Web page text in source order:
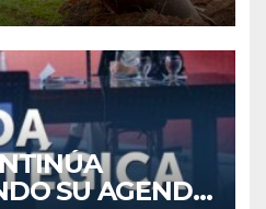
SU AGENDA